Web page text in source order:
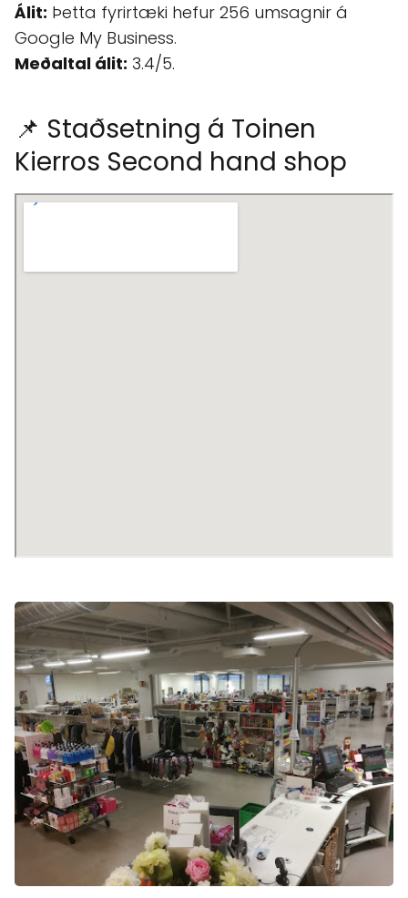
Álit: Þetta fyrirtæki hefur 256 umsagnir á
Google My Business.
Meðaltal álit: 3.4/5.
📌 Staðsetning á Toinen
Kierros Second hand shop